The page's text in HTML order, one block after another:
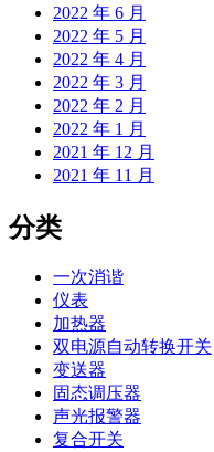
2022 年 6 月
2022 年 5 月
2022 年 4 月
2022 年 3 月
2022 年 2 月
2022 年 1 月
2021 年 12 月
2021 年 11 月
分类
一次消谐
仪表
加热器
双电源自动转换开关
变送器
固态调压器
声光报警器
复合开关